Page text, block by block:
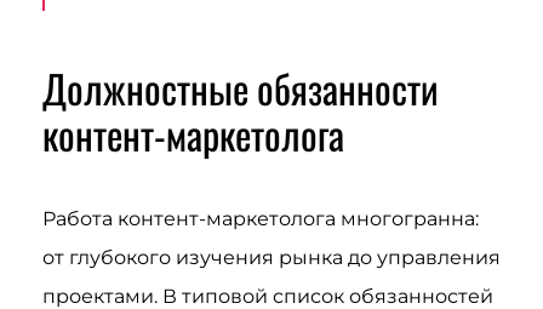
Должностные обязанности
контент-маркетолога
Работа контент-маркетолога многогранна:
от глубокого изучения рынка до управления
проектами. В типовой список обязанностей